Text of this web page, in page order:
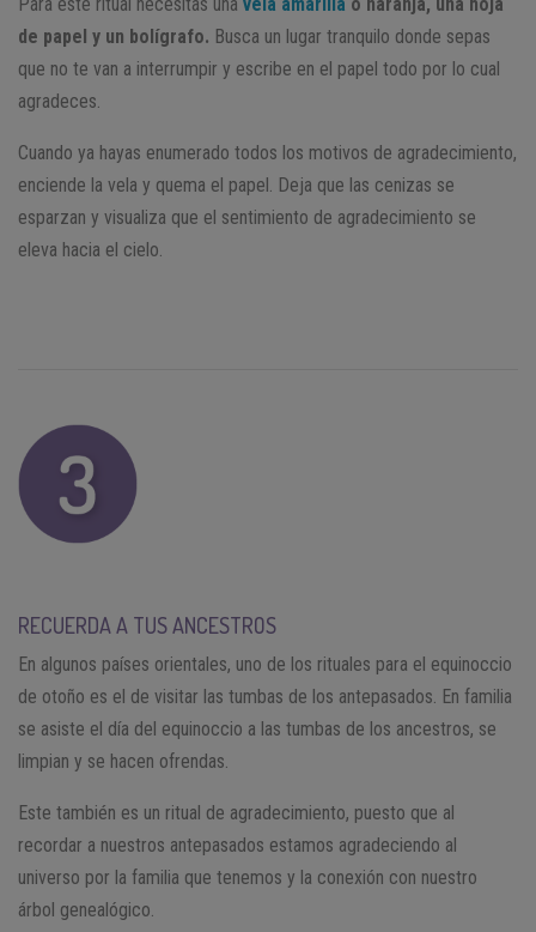
de papel y un bolígrafo. Busca un lugar tranquilo donde sepas
que no te van a interrumpir y escribe en el papel todo por lo cual
agradeces.
Cuando ya hayas enumerado todos los motivos de agradecimiento,
enciende la vela y quema el papel. Deja que las cenizas se
esparzan y visualiza que el sentimiento de agradecimiento se
eleva hacia el cielo.
RECUERDA A TUS ANCESTROS
En algunos países orientales, uno de los rituales para el equinoccio
de otoño es el de visitar las tumbas de los antepasados. En familia
se asiste el día del equinoccio a las tumbas de los ancestros, se
limpian y se hacen ofrendas.
Este también es un ritual de agradecimiento, puesto que al
recordar a nuestros antepasados estamos agradeciendo al
universo por la familia que tenemos y la conexión con nuestro
árbol genealógico.